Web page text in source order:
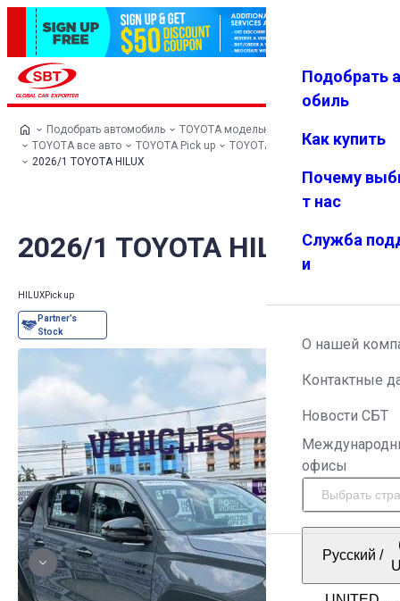
Избранн
Меню
Подобрать
обиль
Как купить
Почему
т нас
Служба
и
О нашей
Контактные
Новости СБТ
офисы
Русский /
Подобрать автомобиль
TOYOTA модельный ряд
TOYOTA все авто
TOYOTA Pick up
TOYOTA HILUX
2026/1 TOYOTA HILUX
2026/1 TOYOTA HILUX
HILUXPick up